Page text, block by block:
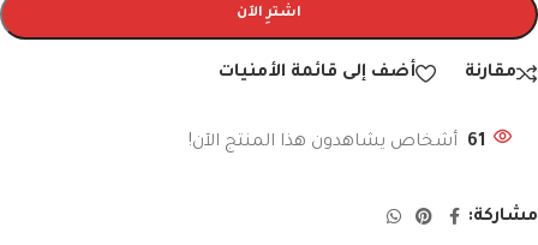
اشترِ الآن
مقارنة أضف إلى قائمة الأمنيات
61 أشخاص يشاهدون هذا المنتج الآن!
مشاركة: